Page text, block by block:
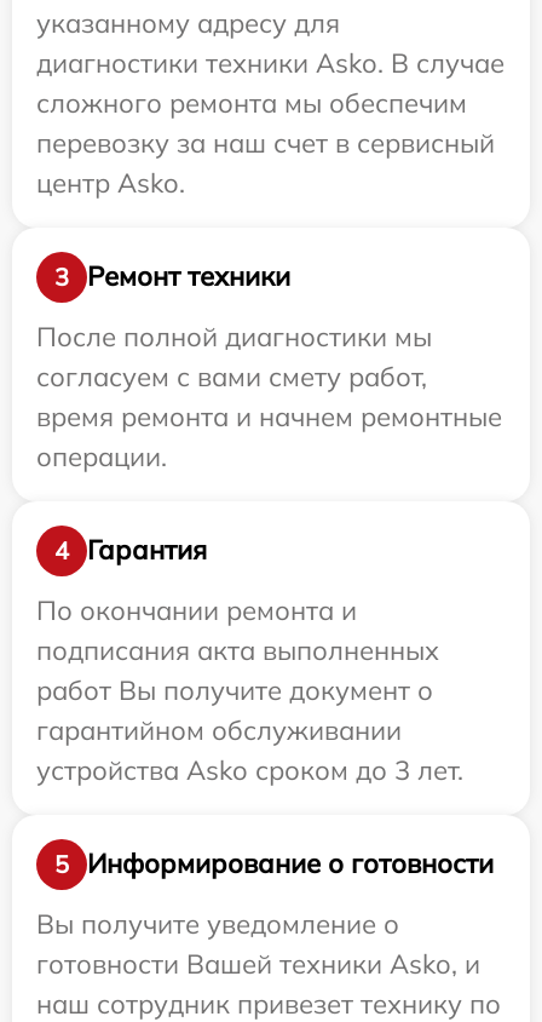
указанному адресу для
диагностики техники Asko. В случае
сложного ремонта мы обеспечим
перевозку за наш счет в сервисный
центр Asko.
3
Ремонт техники
После полной диагностики мы
согласуем с вами смету работ,
время ремонта и начнем ремонтные
операции.
4
Гарантия
По окончании ремонта и
подписания акта выполненных
работ Вы получите документ о
гарантийном обслуживании
устройства Asko сроком до 3 лет.
5
Информирование о готовности
Вы получите уведомление о
готовности Вашей техники Asko, и
наш сотрудник привезет технику по